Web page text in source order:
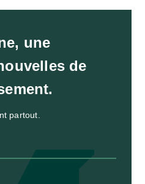
une
de
partout.